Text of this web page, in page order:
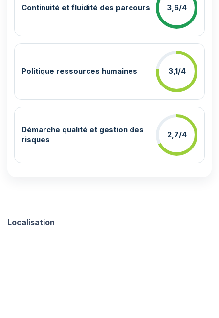
Continuité et fluidité des parcours 3,6/4
Politique ressources humaines 3,1/4
Démarche qualité et gestion des
risques
2,7/4
Localisation